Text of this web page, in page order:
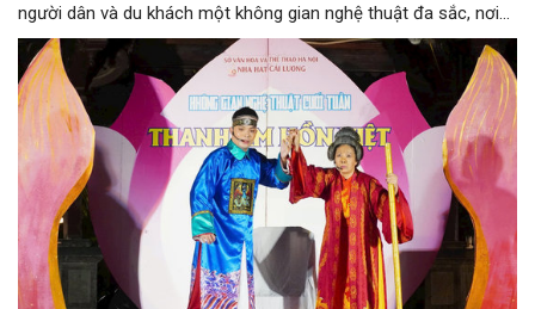
người dân và du khách một không gian nghệ thuật đa sắc, nơi
những làn điệu cải lương, ca cổ, tân cổ và các tiết mục múa
hòa quyện trong không gian của phố đi bộ hồ Hoàn Kiếm. Đặc
biệt, chương trình có sự giao lưu của các nghệ sĩ đến từ
phương Nam, góp phần tạo nên cuộc gặp gỡ nghệ thuật giàu
cảm xúc.